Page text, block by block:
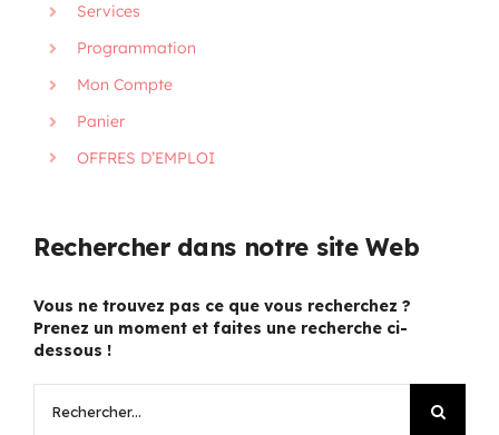
Services
Programmation
Mon Compte
Panier
OFFRES D’EMPLOI
Rechercher dans notre site Web
Vous ne trouvez pas ce que vous recherchez ?
Prenez un moment et faites une recherche ci-
dessous !